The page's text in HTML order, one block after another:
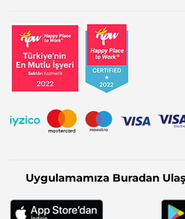
Uygulamamıza Buradan